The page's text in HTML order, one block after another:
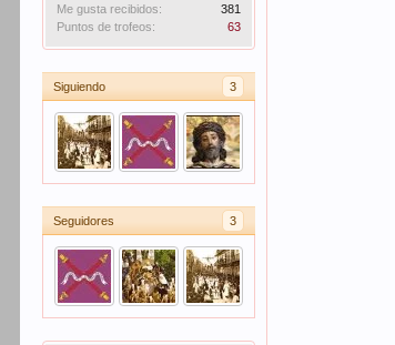
Me gusta recibidos:
381
Puntos de trofeos:
63
Siguiendo 3
Seguidores 3